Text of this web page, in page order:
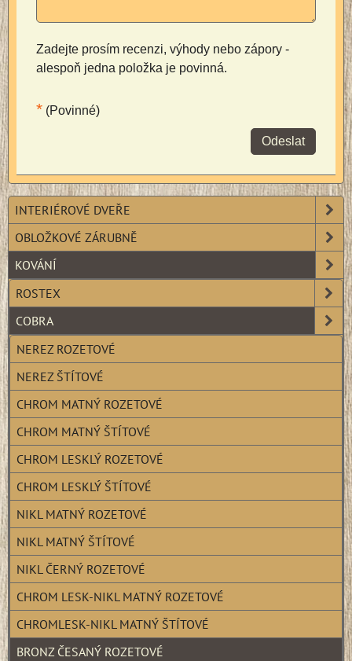
Zadejte prosím recenzi, výhody nebo zápory -
alespoň jedna položka je povinná.
* (Povinné)
Odeslat
INTERIÉROVÉ DVEŘE
OBLOŽKOVÉ ZÁRUBNĚ
KOVÁNÍ
ROSTEX
COBRA
NEREZ ROZETOVÉ
NEREZ ŠTÍTOVÉ
CHROM MATNÝ ROZETOVÉ
CHROM MATNÝ ŠTÍTOVÉ
CHROM LESKLÝ ROZETOVÉ
CHROM LESKLÝ ŠTÍTOVÉ
NIKL MATNÝ ROZETOVÉ
NIKL MATNÝ ŠTÍTOVÉ
NIKL ČERNÝ ROZETOVÉ
CHROM LESK-NIKL MATNÝ ROZETOVÉ
CHROMLESK-NIKL MATNÝ ŠTÍTOVÉ
BRONZ ČESANÝ ROZETOVÉ